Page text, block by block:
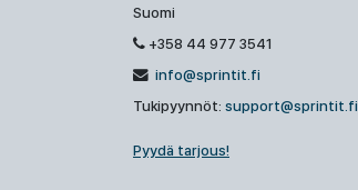
Suomi
+358 44 977 3541
info@sprintit.fi
Tukipyynnöt: support@sprintit.fi
Pyydä tarjous!